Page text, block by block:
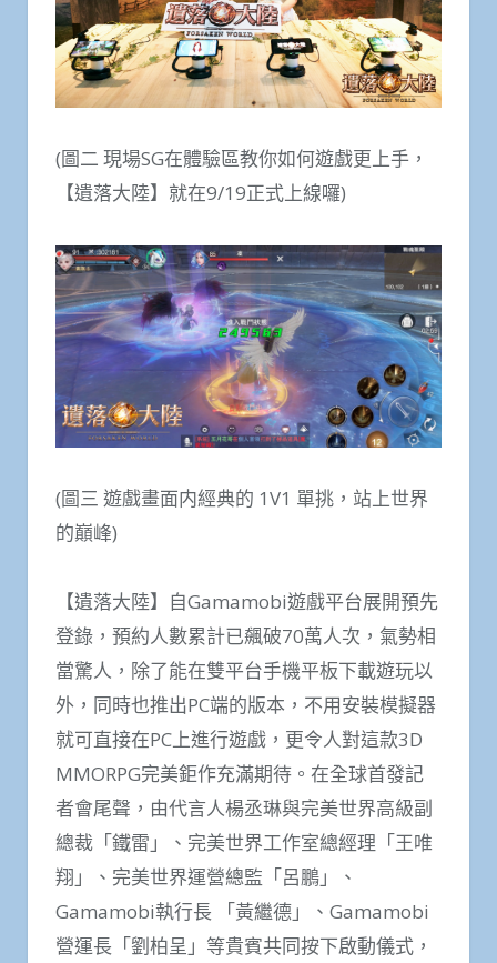
(圖二 現場SG在體驗區教你如何遊戲更上手，
【遺落大陸】就在9/19正式上線囉)
(圖三 遊戲畫面内經典的 1V1 單挑，站上世界
的巔峰)
【遺落大陸】自Gamamobi遊戲平台展開預先
登錄，預約人數累計已飆破70萬人次，氣勢相
當驚人，除了能在雙平台手機平板下載遊玩以
外，同時也推出PC端的版本，不用安裝模擬器
就可直接在PC上進行遊戲，更令人對這款3D
MMORPG完美鉅作充滿期待。在全球首發記
者會尾聲，由代言人楊丞琳與完美世界高級副
總裁「鐵雷」、完美世界工作室總經理「王唯
翔」、完美世界運營總監「呂鵬」、
Gamamobi執行長 「黃繼德」、Gamamobi
營運長「劉柏呈」等貴賓共同按下啟動儀式，